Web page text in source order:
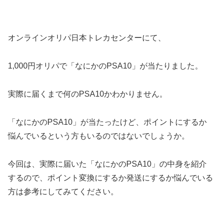
オンラインオリパ日本トレカセンターにて、
1,000円オリパで「なにかのPSA10」が当たりました。
実際に届くまで何のPSA10かわかりません。
「なにかのPSA10」が当たったけど、ポイントにするか
悩んでいるという方もいるのではないでしょうか。
今回は、実際に届いた「なにかのPSA10」の中身を紹介
するので、ポイント変換にするか発送にするか悩んでいる
方は参考にしてみてください。